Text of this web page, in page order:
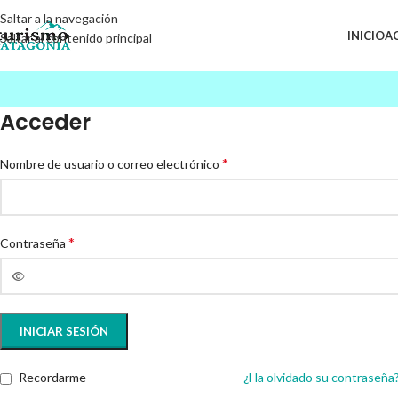
Saltar a la navegación
Saltar al contenido principal
INICIO
Acceder
Nombre de usuario o correo electrónico *
Contraseña *
INICIAR SESIÓN
¿Ha olvidado su contraseña?
Recordarme